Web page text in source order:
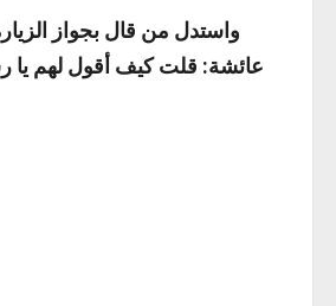
واستدل من قال بجواز
عائشة: قلت كيف أقول لهم يا